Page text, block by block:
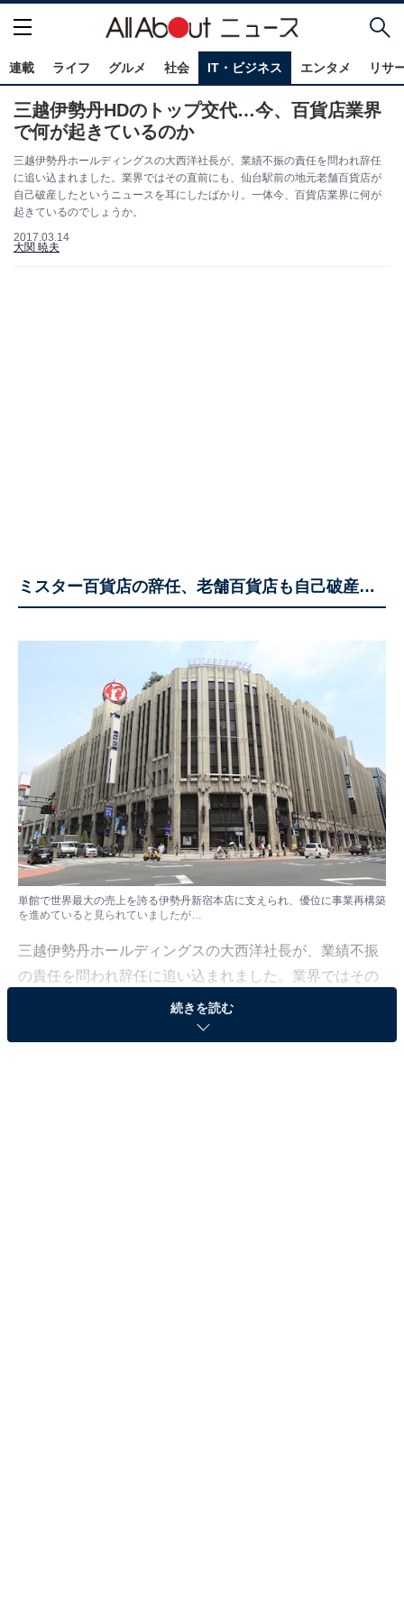
連載 ライフ グルメ 社会 IT・ビジネス エンタメ リサ
三越伊勢丹HDのトップ交代…今、百貨店業界
で何が起きているのか
三越伊勢丹ホールディングスの大西洋社長が、業績不振の責任を問われ辞任
に追い込まれました。業界ではその直前にも、仙台駅前の地元老舗百貨店が
自己破産したというニュースを耳にしたばかり。一体今、百貨店業界に何が
起きているのでしょうか。
2017.03.14
大関 暁夫
ミスター百貨店の辞任、老舗百貨店も自己破産…
単館で世界最大の売上を誇る伊勢丹新宿本店に支えられ、優位に事業再構築
を進めていると見られていましたが…
三越伊勢丹ホールディングスの大西洋社長が、業績不振
の責任を問われ辞任に追い込まれました。業界ではその
直前にも、仙台駅前の地元老舗百貨店が自己破産したと
いうニュースを耳にしたばかり。一体今、百貨店業界に
続きを読む